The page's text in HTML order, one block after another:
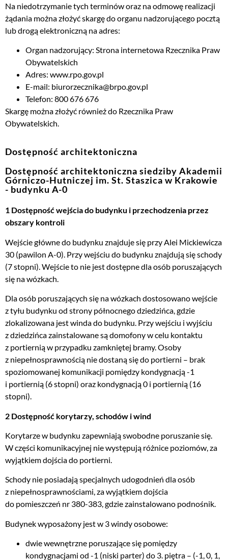
Na niedotrzymanie tych terminów oraz na odmowę realizacji
żądania można złożyć skargę do organu nadzorującego pocztą
lub drogą elektroniczną na adres:
Organ nadzorujący: Strona internetowa Rzecznika Praw
Obywatelskich
Adres: www.rpo.gov.pl
E-mail: biurorzecznika@brpo.gov.pl
Telefon: 800 676 676
Skargę można złożyć również do Rzecznika Praw
Obywatelskich.
Dostępność architektoniczna
Dostępność architektoniczna siedziby Akademii
Górniczo-Hutniczej im. St. Staszica w Krakowie
- budynku A-0
1 Dostępność wejścia do budynku i przechodzenia przez
obszary kontroli
Wejście główne do budynku znajduje się przy Alei Mickiewicza
30 (pawilon A-0). Przy wejściu do budynku znajdują się schody
(7 stopni). Wejście to nie jest dostępne dla osób poruszających
się na wózkach.
Dla osób poruszających się na wózkach dostosowano wejście
z tyłu budynku od strony północnego dziedzińca, gdzie
zlokalizowana jest winda do budynku. Przy wejściu i wyjściu
z dziedzińca zainstalowane są domofony w celu kontaktu
z portiernią w przypadku zamkniętej bramy. Osoby
z niepełnosprawnością nie dostaną się do portierni – brak
spoziomowanej komunikacji pomiędzy kondygnacją -1
i portiernią (6 stopni) oraz kondygnacją 0 i portiernią (16
stopni).
2 Dostępność korytarzy, schodów i wind
Korytarze w budynku zapewniają swobodne poruszanie się.
W części komunikacyjnej nie występują różnice poziomów, za
wyjątkiem dojścia do portierni.
Schody nie posiadają specjalnych udogodnień dla osób
z niepełnosprawnościami, za wyjątkiem dojścia
do pomieszczeń nr 380-383, gdzie zainstalowano podnośnik.
Budynek wyposażony jest w 3 windy osobowe:
dwie wewnętrzne poruszające się pomiędzy
kondygnacjami od -1 (niski parter) do 3. piętra – (-1, 0, 1,